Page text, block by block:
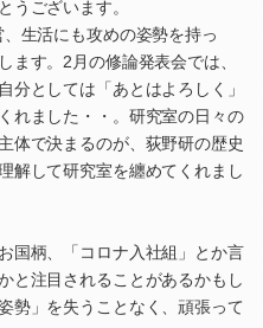
うございます。
生活にも攻めの姿勢を持っ
ます。2月の修論発表会では、
分としては「あとはよろしく」
れました・・。研究室の日々の
体で決まるのが、荻野研の歴史
解して研究室を纏めてくれまし
国柄、「コロナ入社組」とか言
と注目されることがあるかもし
勢」を失うことなく、頑張って